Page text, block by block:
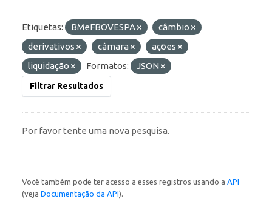
Etiquetas: BMeFBOVESPA
câmbio
derivativos
câmara
ações
liquidação
Formatos: JSON
Filtrar Resultados
Por favor tente uma nova pesquisa.
Você também pode ter acesso a esses registros usando a API
(veja Documentação da API).